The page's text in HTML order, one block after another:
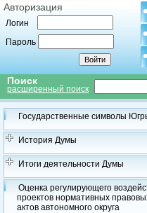
Авторизация
Логин
Пароль
Поиск
расширенный поиск
Государственные символы
История Думы
Итоги деятельности Думы
Оценка регулирующего
проектов нормативных
актов автономного округа